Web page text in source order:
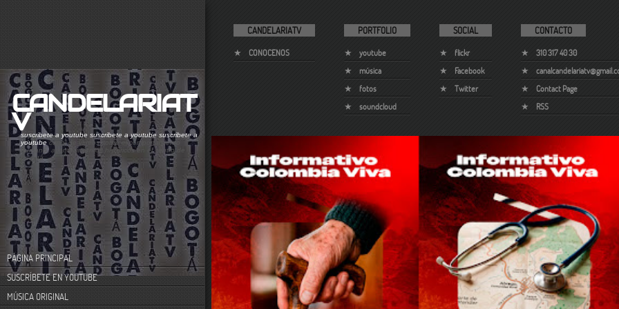
CANDELARIATV
CONOCENOS
PORTFOLIO
youtube
música
fotos
soundcloud
SOCIAL
flickr
Facebook
Twitter
CONTACTO
310 317 40 30
Contact Page
RSS
CANDELARIAT
Vsuscribete a youtube suscribete a youtube suscribete a
youtubecanal de videos sobre el comportamiento
humano. acontecimientos históricos en el centro de
bogotá
PÁGINA PRINCIPAL
SUSCRÍBETE EN YOUTUBE
MÚSICA ORIGINAL